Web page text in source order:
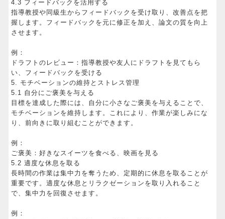
4.3 フィードバックを活用する
指導教授や同級生からフィードバックを受け取り、改善点を把
握します。フィードバックを元に修正を加え、論文の質を向上
させます。
例：
ドラフトのレビュー：指導教授や友人にドラフトを見てもら
い、フィードバックを受ける
5. モチベーションの維持とストレス管理
5.1 自分にご褒美を与える
目標を達成した際には、自分に小さなご褒美を与えることで、
モチベーションを維持します。これにより、作業が楽しみにな
り、前向きに取り組むことができます。
例：
ご褒美：好きなスイーツを食べる、映画を見る
5.2 適度な休息を取る
長時間の作業は集中力を奪うため、定期的に休息を取ることが
重要です。適度な休息とリラクゼーションを取り入れること
で、集中力を回復させます。
例：